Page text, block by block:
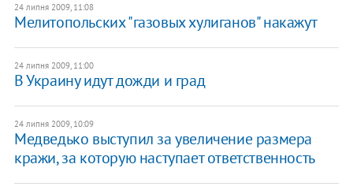
24 липня 2009, 11:08
Мелитопольских "газовых хулиганов" накажут
24 липня 2009, 11:00
В Украину идут дожди и град
24 липня 2009, 10:09
Медведько выступил за увеличение размера
кражи, за которую наступает ответственность